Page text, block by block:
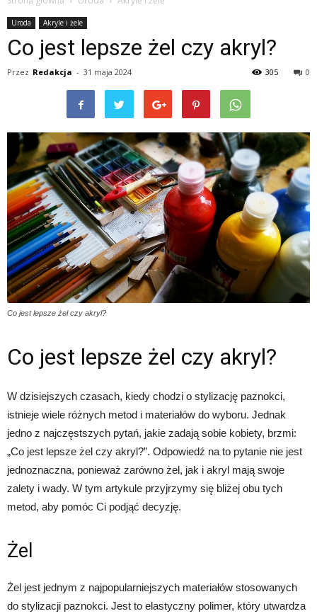
Uroda Akryle i żele
Co jest lepsze żel czy akryl?
Przez Redakcja - 31 maja 2024 0
305
Co jest lepsze żel czy akryl?
Co jest lepsze żel czy akryl?
W dzisiejszych czasach, kiedy chodzi o stylizację paznokci,
istnieje wiele różnych metod i materiałów do wyboru. Jednak
jedno z najczęstszych pytań, jakie zadają sobie kobiety, brzmi:
„Co jest lepsze żel czy akryl?”. Odpowiedź na to pytanie nie jest
jednoznaczna, ponieważ zarówno żel, jak i akryl mają swoje
zalety i wady. W tym artykule przyjrzymy się bliżej obu tych
metod, aby pomóc Ci podjąć decyzję.
Żel
Żel jest jednym z najpopularniejszych materiałów stosowanych
do stylizacji paznokci. Jest to elastyczny polimer, który utwardza